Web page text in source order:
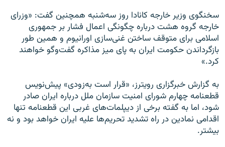
سخنگوی وزیر خارجه کانادا روز سه‌شنبه همچنین گفت: «وزرای
خارجه گروه هشت درباره چگونگی اعمال فشار بر جمهوری
اسلامی برای متوقف ساختن غنی‌سازی اورانیوم و همین طور
بازگرداندن حکومت ایران به پای میز مذاکره گفت‌وگو خواهند
کرد.»
به گزارش خبرگزاری رویترز، «قرار است به‌زودی» پیش‌نویس
قطعنامه چهارم شورای امنیت سازمان ملل درباره ایران صادر
شود، اما به گفته برخی از دیپلمات‌های غربی این قطعنامه تنها
اقدامی نمادین در راه تشدید تحریم‌ها علیه ایران خواهد بود و نه
بیشتر.